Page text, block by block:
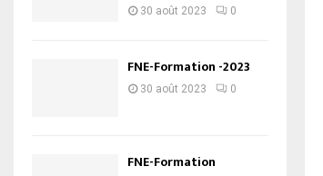
30 août 2023 0
FNE-Formation -2023
30 août 2023 0
FNE-Formation